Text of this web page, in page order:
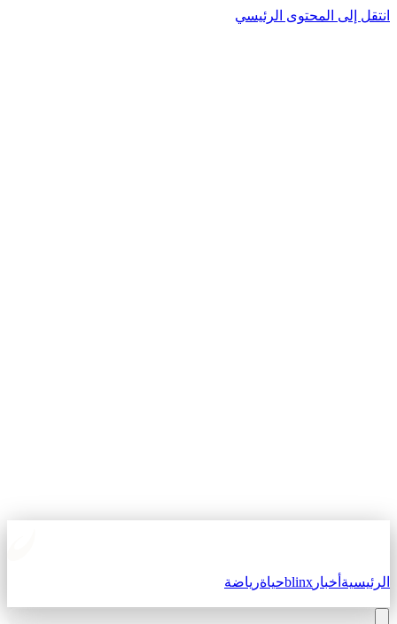
انتقل إلى المحتوى الرئيسي
الرئيسيةأخبارblinxحياةرياضة